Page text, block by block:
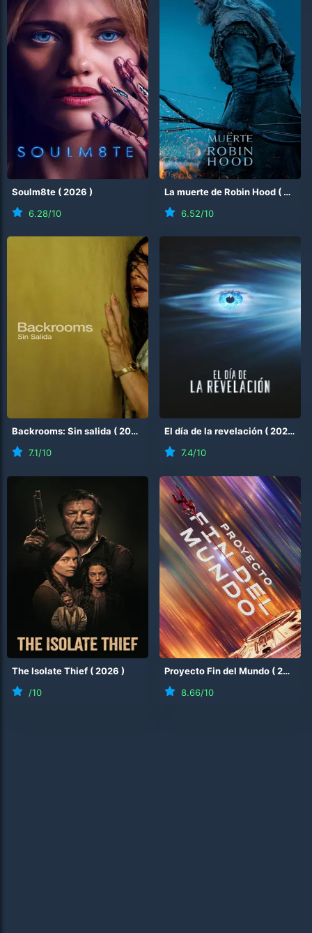
Soulm8te (2026 )
6.28/10
La muerte de Robin Hood ( 2026
6.52/10
Backrooms: Sin salida (2026
7.1/10
El día de la revelación (2026 )
7.4/10
The Isolate Thief (2026 )
/10
Proyecto Fin del Mundo (2026
8.66/10